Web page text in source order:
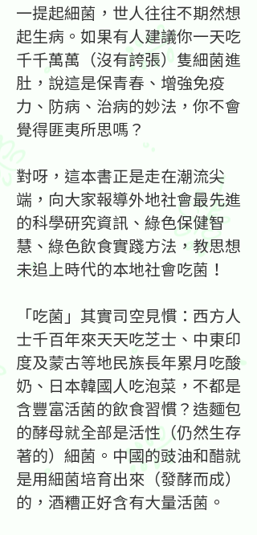
一提起細菌，世人往往不期然想
起生病。如果有人建議你一天吃
千千萬萬（沒有誇張）隻細菌進
肚，說這是保青春、增強免疫
力、防病、治病的妙法，你不會
覺得匪夷所思嗎？
對呀，這本書正是走在潮流尖
端，向大家報導外地社會最先進
的科學研究資訊、綠色保健智
慧、綠色飲食實踐方法，教思想
未追上時代的本地社會吃菌！
「吃菌」其實司空見慣：西方人
士千百年來天天吃芝士、中東印
度及蒙古等地民族長年累月吃酸
奶、日本韓國人吃泡菜，不都是
含豐富活菌的飲食習慣？造麵包
的酵母就全部是活性（仍然生存
著的）細菌。中國的豉油和醋就
是用細菌培育出來（發酵而成）
的，酒糟正好含有大量活菌。